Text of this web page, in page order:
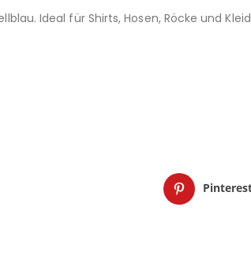
Ideal für Shirts, Hosen, Röcke und